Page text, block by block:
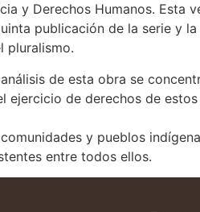
y Derechos Humanos. Esta
publicación de la serie y
pluralismo.
de esta obra se
ejercicio de derechos de
y pueblos
entre todos ellos.